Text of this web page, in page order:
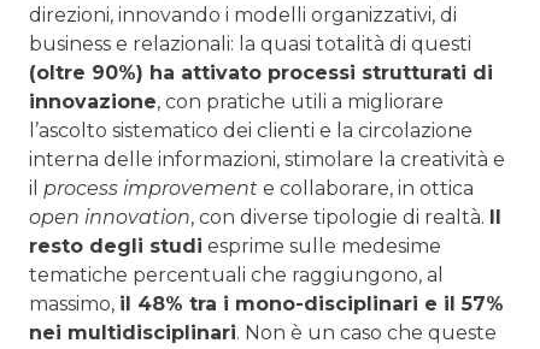
direzioni, innovando i modelli organizzativi, di
business e relazionali: la quasi totalità di questi
(oltre 90%) ha attivato processi strutturati di
innovazione, con pratiche utili a migliorare
l’ascolto sistematico dei clienti e la circolazione
interna delle informazioni, stimolare la creatività e
il process improvement e collaborare, in ottica
open innovation, con diverse tipologie di realtà.
resto degli studi esprime sulle medesime
tematiche percentuali che raggiungono, al
massimo, il 48% tra i mono-disciplinari e il 57%
nei multidisciplinari. Non è un caso che queste